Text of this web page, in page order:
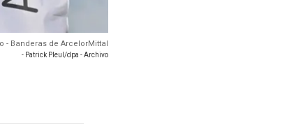
- Banderas de ArcelorMittal
- Patrick Pleul/dpa - Archivo